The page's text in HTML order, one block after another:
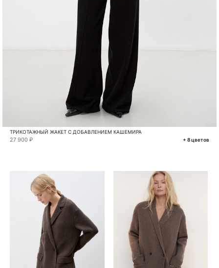
ТРИКОТАЖНЫЙ ЖАКЕТ С ДОБАВЛЕНИЕМ КАШЕМИРА
27 900 ₽ + 8 цветов